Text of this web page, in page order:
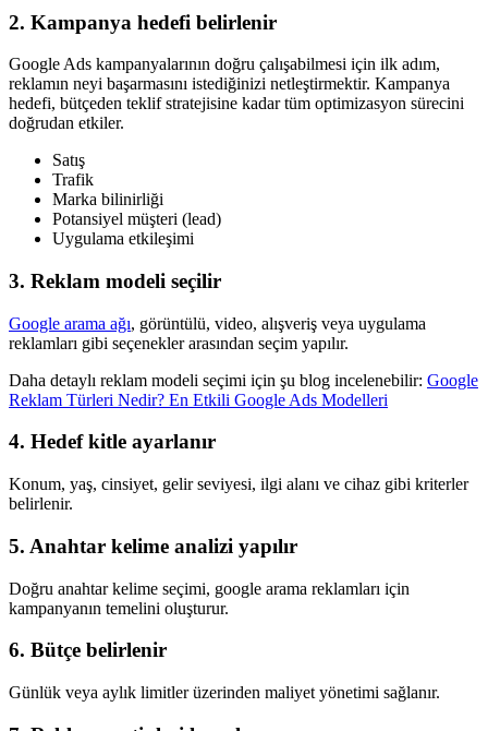
2. Kampanya hedefi belirlenir
Google Ads kampanyalarının doğru çalışabilmesi için ilk adım,
reklamın neyi başarmasını istediğinizi netleştirmektir. Kampanya
hedefi, bütçeden teklif stratejisine kadar tüm optimizasyon sürecini
doğrudan etkiler.
Satış
Trafik
Marka bilinirliği
Potansiyel müşteri (lead)
Uygulama etkileşimi
3. Reklam modeli seçilir
Google arama ağı, görüntülü, video, alışveriş veya uygulama
reklamları gibi seçenekler arasından seçim yapılır.
Daha detaylı reklam modeli seçimi için şu blog incelenebilir: Google
Reklam Türleri Nedir? En Etkili Google Ads Modelleri
4. Hedef kitle ayarlanır
Konum, yaş, cinsiyet, gelir seviyesi, ilgi alanı ve cihaz gibi kriterler
belirlenir.
5. Anahtar kelime analizi yapılır
Doğru anahtar kelime seçimi, google arama reklamları için
kampanyanın temelini oluşturur.
6. Bütçe belirlenir
Günlük veya aylık limitler üzerinden maliyet yönetimi sağlanır.